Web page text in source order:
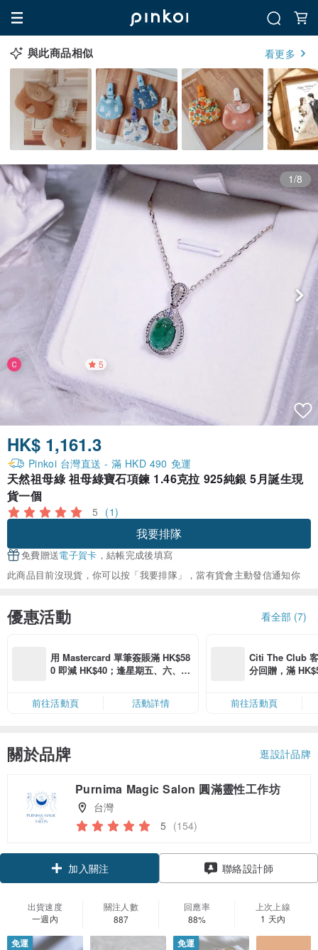
與此商品相似 看更多
1/8
5
HK$ 1,161.3
Pinkoi 台灣直送 - 滿 HKD 490 免運
天然祖母綠 祖母綠寶石項鍊 1.46克拉 925純銀 5月誕生現
貨一個
5 (1)
我要排隊
免費贈送電子賀卡 ，結帳完成後填寫
此商品目前沒現貨，你可以按「我要排隊」，當有貨會主動發信通知你
優惠活動 看全部 (7)
用 Mastercard 單筆簽賬滿 HK$58
0 即減 HK$40；逢星期五、六、日
限，額滿即止，僅限「常用信用
卡」結帳）
前往活動頁 活動詳情
Citi The Club
分回贈，滿
前往活動頁
關於品牌 逛設計品牌
Purnima Magic Salon 圓滿靈性工作坊
台灣
5 (154)
領優惠券
加入關注
聯絡設計師
出貨速度
一週內
關注人數
887
回應率
88%
上次上線
1 天內
免運 免運